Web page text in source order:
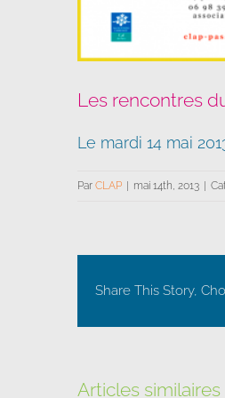
Les rencontres
Le mardi 14 mai
Par CLAP mai 14th, 2013
Share This Story,
Articles similaires